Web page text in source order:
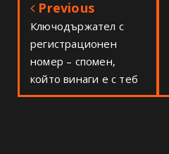
Previous
Ключодържател с
регистрационен
номер – спомен,
който винаги е с теб